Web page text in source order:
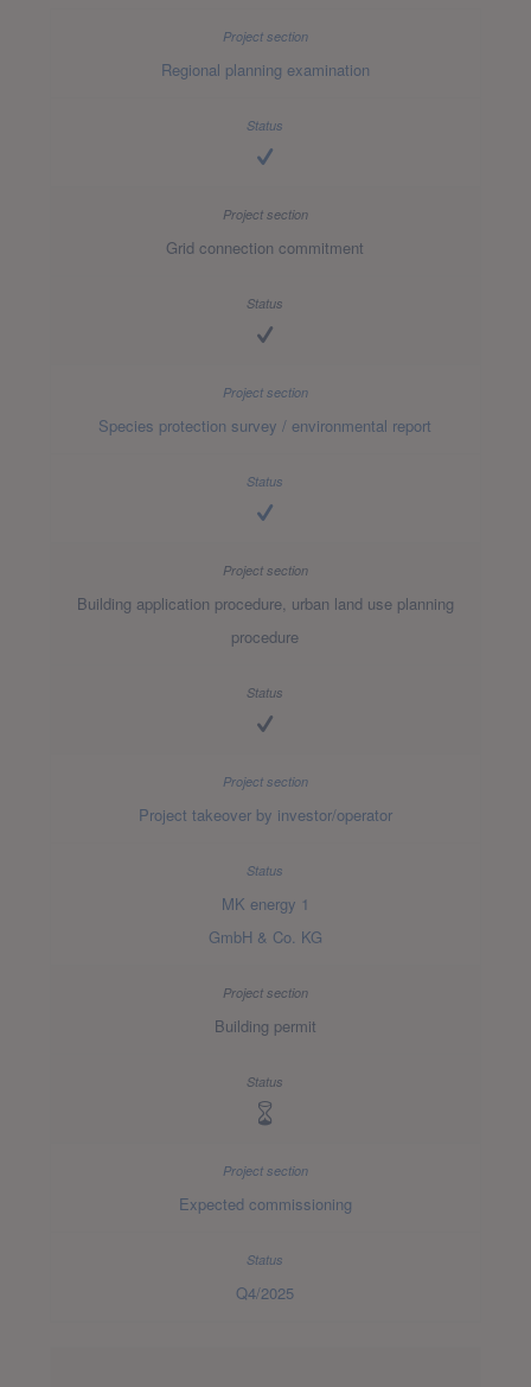
Regional planning examination
Grid connection commitment
Species protection survey / environmental report
Building application procedure, urban land use planning
procedure
Project takeover by investor/operator
MK energy 1
GmbH & Co. KG
Building permit
Expected commissioning
Q4/2025